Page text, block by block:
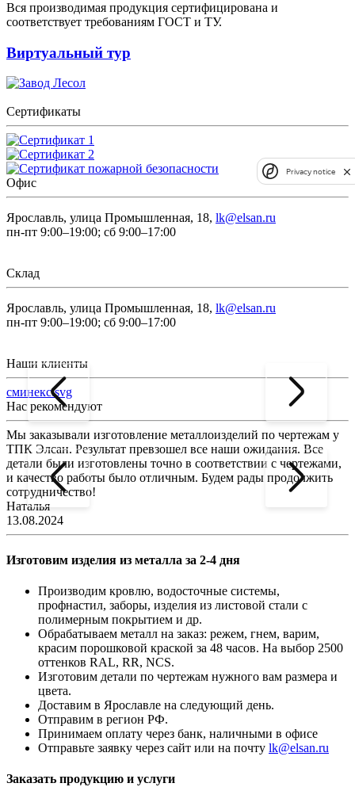
Вся производимая продукция сертифицирована и
соответствует требованиям ГОСТ и ТУ.
Виртуальный тур
Сертификаты
Офис
Ярославль, улица Промышленная, 18, lk@elsan.ru
пн-пт 9:00–19:00; сб 9:00–17:00
Склад
Ярославль, улица Промышленная, 18, lk@elsan.ru
пн-пт 9:00–19:00; сб 9:00–17:00
Наши клиенты
сминекс.svg
Нас рекомендуют
Мы заказывали изготовление металлоизделий по чертежам у
ТПК Элсан. Результат превзошел все наши ожидания. Все
детали были изготовлены точно в соответствии с чертежами,
и качество работы было отличным. Будем рады продолжить
сотрудничество!
Наталья
13.08.2024
Изготовим изделия из металла за 2-4 дня
Производим кровлю, водосточные системы,
профнастил, заборы, изделия из листовой стали с
полимерным покрытием и др.
Обрабатываем металл на заказ: режем, гнем, варим,
красим порошковой краской за 48 часов. На выбор 2500
оттенков RAL, RR, NCS.
Изготовим детали по чертежам нужного вам размера и
цвета.
Доставим в Ярославле на следующий день.
Отправим в регион РФ.
Принимаем оплату через банк, наличными в офисе
Отправьте заявку через сайт или на почту lk@elsan.ru
Заказать продукцию и услуги
Privacy notice